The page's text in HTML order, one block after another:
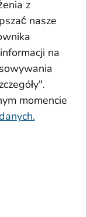
z
nasze
na
momencie